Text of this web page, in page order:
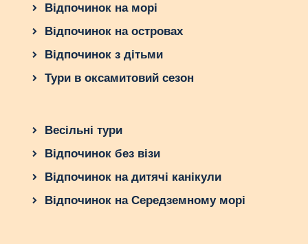
Відпочинок на морі
Відпочинок на островах
Відпочинок з дітьми
Тури в оксамитовий сезон
Весільні тури
Відпочинок без візи
Відпочинок на дитячі канікули
Відпочинок на Середземному морі